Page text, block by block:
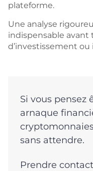
plateforme.
Une analyse
indispensable avant
d’investissement
Si vous pensez
arnaque
sans attendre.
Prendre